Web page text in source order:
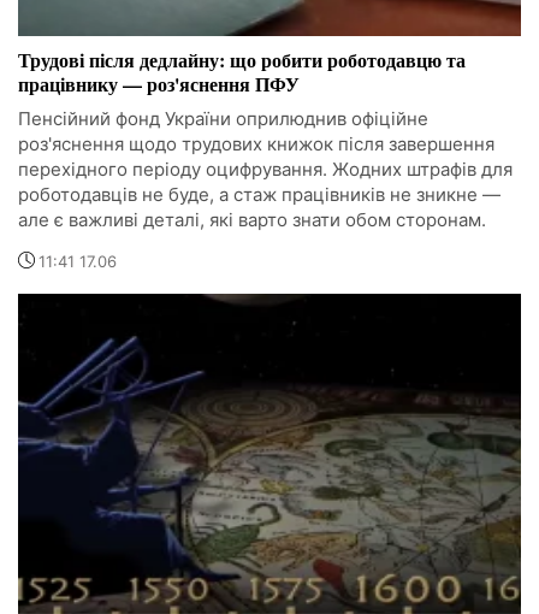
Трудові після дедлайну: що робити роботодавцю та
працівнику — роз'яснення ПФУ
Пенсійний фонд України оприлюднив офіційне
роз'яснення щодо трудових книжок після завершення
перехідного періоду оцифрування. Жодних штрафів для
роботодавців не буде, а стаж працівників не зникне —
але є важливі деталі, які варто знати обом сторонам.
11:41 17.06